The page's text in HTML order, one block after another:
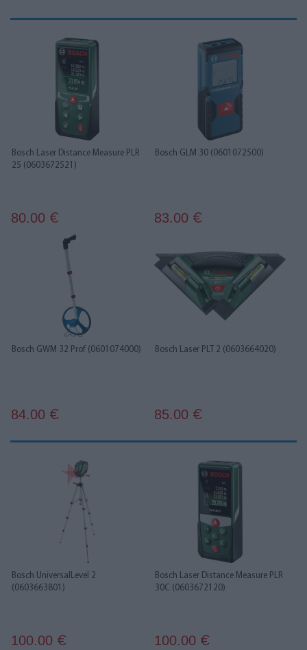
Bosch Laser Distance Measure PLR
25 (0603672521)
80.00 €
Bosch GLM 30 (0601072500)
83.00 €
Bosch GWM 32 Prof (0601074000)
84.00 €
Bosch Laser PLT 2 (0603664020)
85.00 €
Bosch UniversalLevel 2
(0603663801)
100.00 €
Bosch Laser Distance Measure PLR
30C (0603672120)
100.00 €